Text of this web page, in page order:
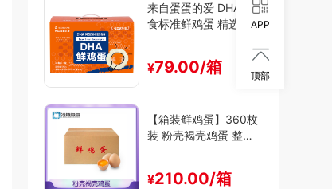
来自蛋蛋的爱 DHA可生
食标准鲜鸡蛋 精选装
¥79.00/箱
【箱装鲜鸡蛋】360枚
装 粉壳褐壳鸡蛋 整箱
¥210.00/箱
APP

顶部